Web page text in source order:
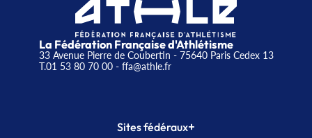
La Fédération Française d'Athlétisme
33 Avenue Pierre de Coubertin - 75640 Paris Cedex 13
T.01 53 80 70 00- ffa@athle.fr
Sites fédéraux+